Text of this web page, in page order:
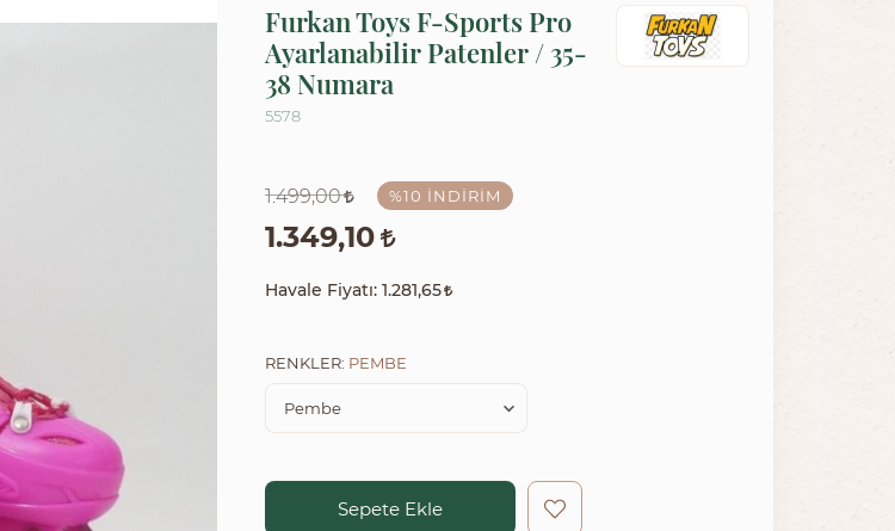
Furkan Toys F-Sports Pro
Ayarlanabilir Patenler / 35-
38 Numara
5578
1.499,00 %10 İNDIRIM
1.349,10
Havale Fiyatı:1.281,65
RENKLER: PEMBE
Sepete Ekle